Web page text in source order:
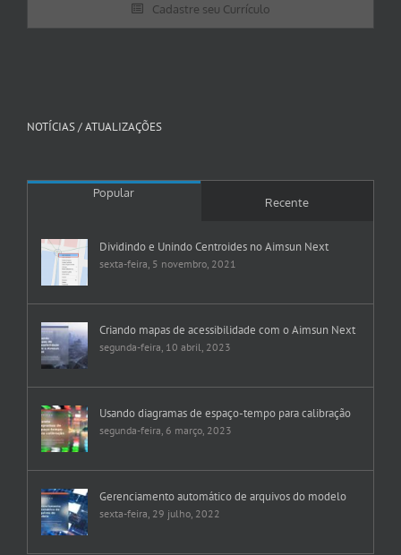
Cadastre seu Currículo
NOTÍCIAS / ATUALIZAÇÕES
Popular
Recente
Dividindo e Unindo Centroides no Aimsun Next
sexta-feira, 5 novembro, 2021
Criando mapas de acessibilidade com o Aimsun Next
segunda-feira, 10 abril, 2023
Usando diagramas de espaço-tempo para calibração
segunda-feira, 6 março, 2023
Gerenciamento automático de arquivos do modelo
sexta-feira, 29 julho, 2022